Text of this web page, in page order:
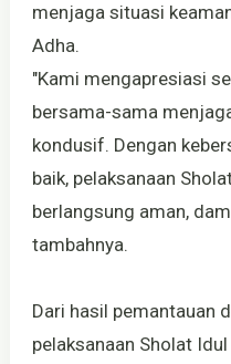
menjaga situasi
Adha.
"Kami mengapresiasi
bersama-sama
kondusif. Dengan
baik, pelaksanaan
berlangsung aman,
tambahnya.
Dari hasil pemantauan
pelaksanaan Sholat